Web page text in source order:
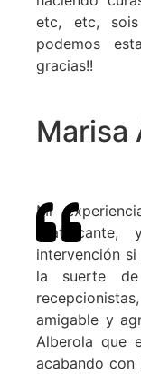
etc, etc,
podemos
gracias!!
Marisa
Mi
intervención
la suerte de
amigable y
Alberola que
acabando con